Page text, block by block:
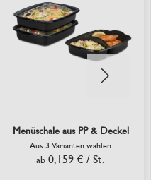
Menüschale aus PP & Deckel
Aus 3 Varianten wählen
ab 0,159 € / St.